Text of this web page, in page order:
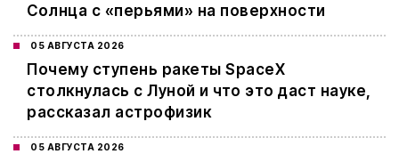
Солнца с «перьями» на поверхности
05 АВГУСТА 2026
Почему ступень ракеты SpaceX
столкнулась с Луной и что это даст науке,
рассказал астрофизик
05 АВГУСТА 2026